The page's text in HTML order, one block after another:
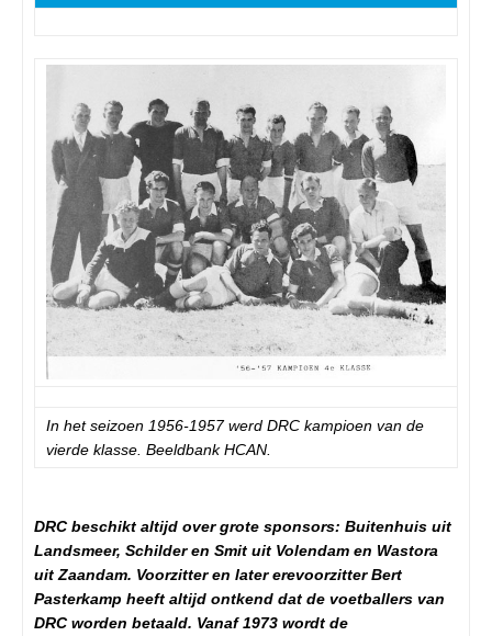
In het seizoen 1956-1957 werd DRC kampioen van de
vierde klasse. Beeldbank HCAN.
DRC beschikt altijd over grote sponsors: Buitenhuis uit
Landsmeer, Schilder en Smit uit Volendam en Wastora
uit Zaandam. Voorzitter en later erevoorzitter Bert
Pasterkamp heeft altijd ontkend dat de voetballers van
DRC worden betaald. Vanaf 1973 wordt de